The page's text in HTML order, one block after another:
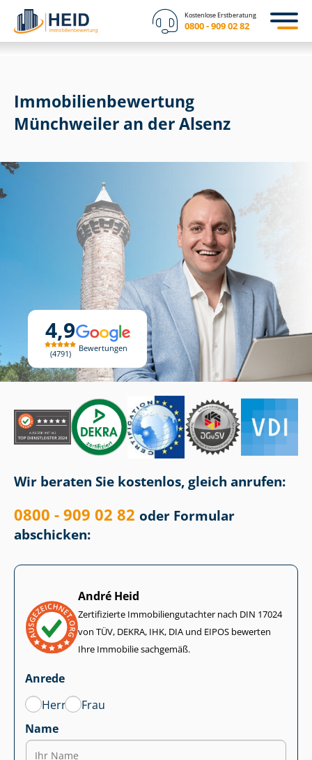
Kostenlose Erstberatung
0800 - 909 02 82
4,9
4791
Bewertungen
Immobilien­bewertung
Münchweiler an der Alsenz
Wir beraten Sie kostenlos, gleich anrufen:
0800 - 909 02 82 oder Formular
abschicken:
André Heid
Zertifizierte Im­mo­bi­li­en­gut­ach­ter nach DIN 17024
von TÜV, DEKRA, IHK, DIA und EIPOS bewerten
Ihre Immobilie sachgemäß.
Anrede
Herr
Frau
Name